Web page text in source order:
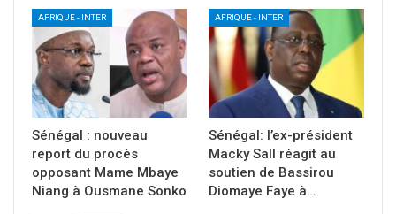
AFRIQUE - INTER
Sénégal : nouveau
report du procès
opposant Mame Mbaye
Niang à Ousmane Sonko
AFRIQUE - INTER
Sénégal: l’ex-président
Macky Sall réagit au
soutien de Bassirou
Diomaye Faye à…